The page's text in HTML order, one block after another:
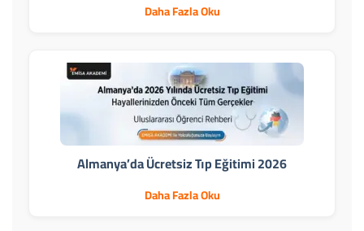
Daha Fazla Oku
Almanya’da Ücretsiz Tıp Eğitimi 2026
Daha Fazla Oku